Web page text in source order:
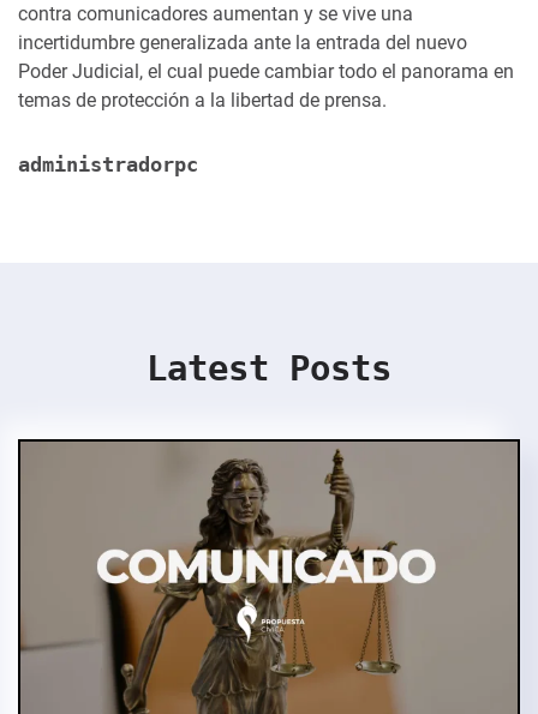
contra comunicadores aumentan y se vive una
incertidumbre generalizada ante la entrada del nuevo
Poder Judicial, el cual puede cambiar todo el panorama en
temas de protección a la libertad de prensa.
administradorpc
Latest Posts